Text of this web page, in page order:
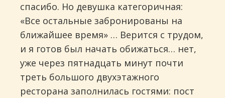
спасибо. Но девушка категоричная:
«Все остальные забронированы на
ближайшее время» … Верится с трудом,
и я готов был начать обижаться… нет,
уже через пятнадцать минут почти
треть большого двухэтажного
ресторана заполнилась гостями: пост